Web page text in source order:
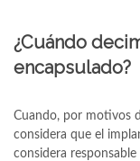
¿Cuándo
encapsulado?
Cuando, por motivos
considera que el
considera responsable